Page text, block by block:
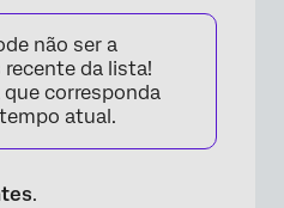
não ser a
da lista!
que corresponda
atual.
.